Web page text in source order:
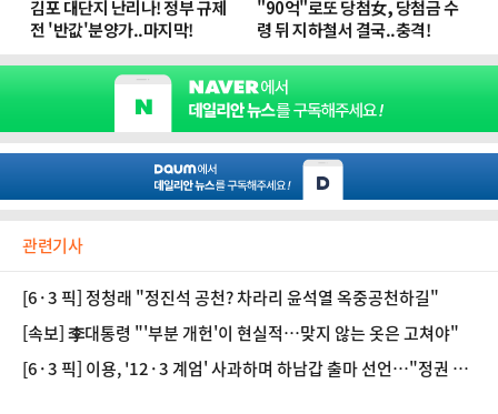
관련기사
[6·3 픽] 정청래 "정진석 공천? 차라리 윤석열 옥중공천하길"
[속보] 李대통령 "'부분 개헌'이 현실적…맞지 않는 옷은 고쳐야"
[6·3 픽] 이용, '12·3 계엄' 사과하며 하남갑 출마 선언…"정권 실